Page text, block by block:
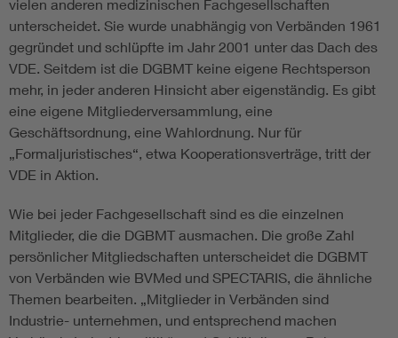
vielen anderen medizinischen Fachgesellschaften
unterscheidet. Sie wurde unabhängig von Verbänden 1961
gegründet und schlüpfte im Jahr 2001 unter das Dach des
VDE. Seitdem ist die DGBMT keine eigene Rechtsperson
mehr, in jeder anderen Hinsicht aber eigenständig. Es gibt
eine eigene Mitgliederversammlung, eine
Geschäftsordnung, eine Wahlordnung. Nur für
„Formaljuristisches“, etwa Kooperationsverträge, tritt der
VDE in Aktion.
Wie bei jeder Fachgesellschaft sind es die einzelnen
Mitglieder, die die DGBMT ausmachen. Die große Zahl
persönlicher Mitgliedschaften unterscheidet die DGBMT
von Verbänden wie BVMed und SPECTARIS, die ähnliche
Themen bearbeiten. „Mitglieder in Verbänden sind
Industrie- unternehmen, und entsprechend machen